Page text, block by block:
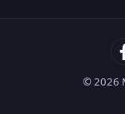
© 2026